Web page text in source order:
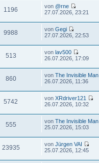
1196 von@rne
27.07.2026, 23:21
9988 vonGegi
27.07.2026, 22:53
513 vonlav500
26.07.2026, 17:09
860 vonThe Invisible Man
26.07.2026, 11:36
5742 vonXRdriver121
26.07.2026, 10:32
555 vonThe Invisible Man
25.07.2026, 15:03
23935 vonJürgen VAI
25.07.2026, 12:45